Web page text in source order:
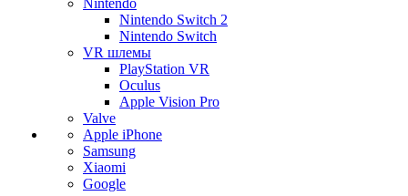
Nintendo
Nintendo Switch 2
Nintendo Switch
VR шлемы
PlayStation VR
Oculus
Apple Vision Pro
Valve
Apple iPhone
Samsung
Xiaomi
Google